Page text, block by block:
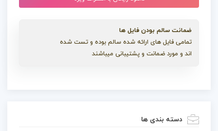
ضمانت سالم بودن فایل ها
تمامی فایل های ارائه شده سالم بوده و تست شده
اند و مورد ضمانت و پشتیبانی میباشند
دسته بندی ها